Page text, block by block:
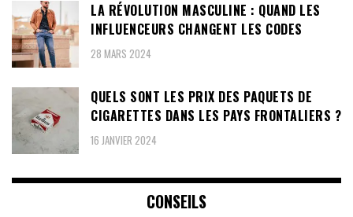
LA RÉVOLUTION MASCULINE : QUAND LES
INFLUENCEURS CHANGENT LES CODES
28 MARS 2024
QUELS SONT LES PRIX DES PAQUETS DE
CIGARETTES DANS LES PAYS FRONTALIERS ?
16 JANVIER 2024
CONSEILS